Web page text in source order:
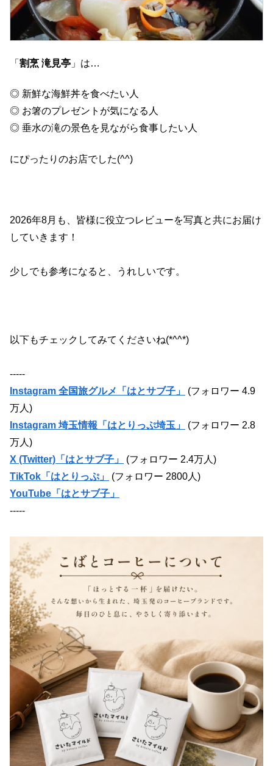
「 割烹 滝見亭 」は…
◎ 新鮮な海鮮丼を食べたい人
◎ お箸のプレゼントが気になる人
◎ 垂水の滝の景色を見ながら食事したい人
にぴったりのお店でした(^^)
2026年8月も、皆様に役立つレビューを写真と共にお届け
していきます！
少しでも参考になると、うれしいです。
以下もチェックしてみてくださいね(*^^*)
-----
Instagram 全国旅グルメ「はとサブ子」
(フォロワー 4.9
万人)
Instagram 埼玉情報「はとりっぷ埼玉」
(フォロワー 2.8
万人)
X (Twitter)「はとサブ子」
(フォロワー 2.4万人)
TikTok「はとりっぷ」
(フォロワー 2800人)
YouTube「はとサブ子」
-----